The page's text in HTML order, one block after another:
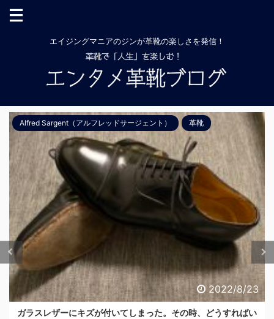
エイジングマニアのジンが革靴の楽しさを発信！
Alfred Sargent（アルフレッドサージェント） 革靴
2022/8/23
ガラスレザーにキズが付いてしまった。その時、どうすればい